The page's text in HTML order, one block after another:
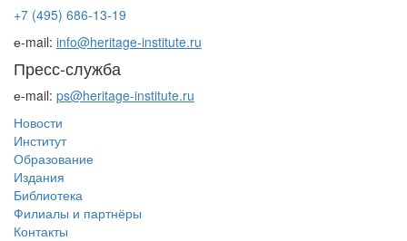
+7 (495) 686-13-19
е-mail: info@heritage-institute.ru
Пресс-служба
е-mail: ps@heritage-institute.ru
Новости
Институт
Образование
Издания
Библиотека
Филиалы и партнёры
Контакты